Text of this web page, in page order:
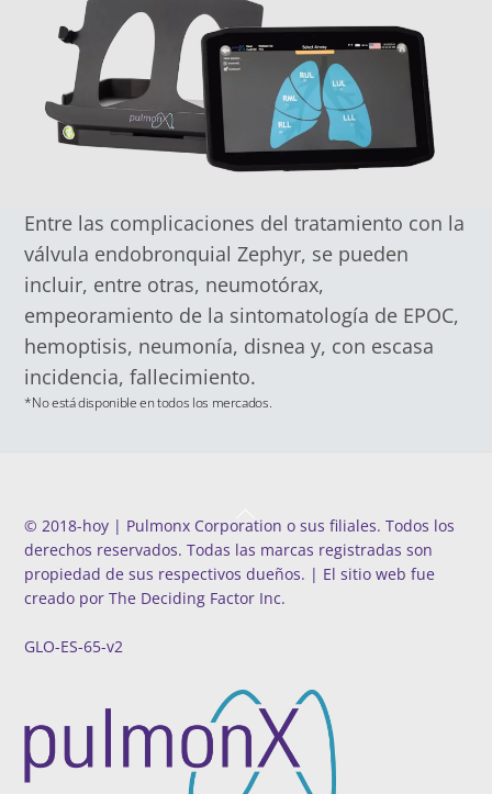
Entre las complicaciones del tratamiento con la
válvula endobronquial Zephyr, se pueden
incluir, entre otras, neumotórax,
empeoramiento de la sintomatología de EPOC,
hemoptisis, neumonía, disnea y, con escasa
incidencia, fallecimiento.
*No está disponible en todos los mercados.
To
Top
©️ 2018-hoy | Pulmonx Corporation o sus filiales. Todos los
derechos reservados. Todas las marcas registradas son
propiedad de sus respectivos dueños. | El sitio web fue
creado porThe Deciding Factor Inc.
GLO-ES-65-v2